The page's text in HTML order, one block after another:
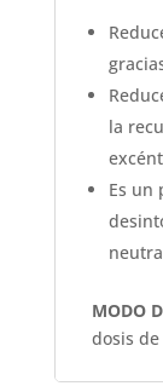
la
Es un
MODO
dosis